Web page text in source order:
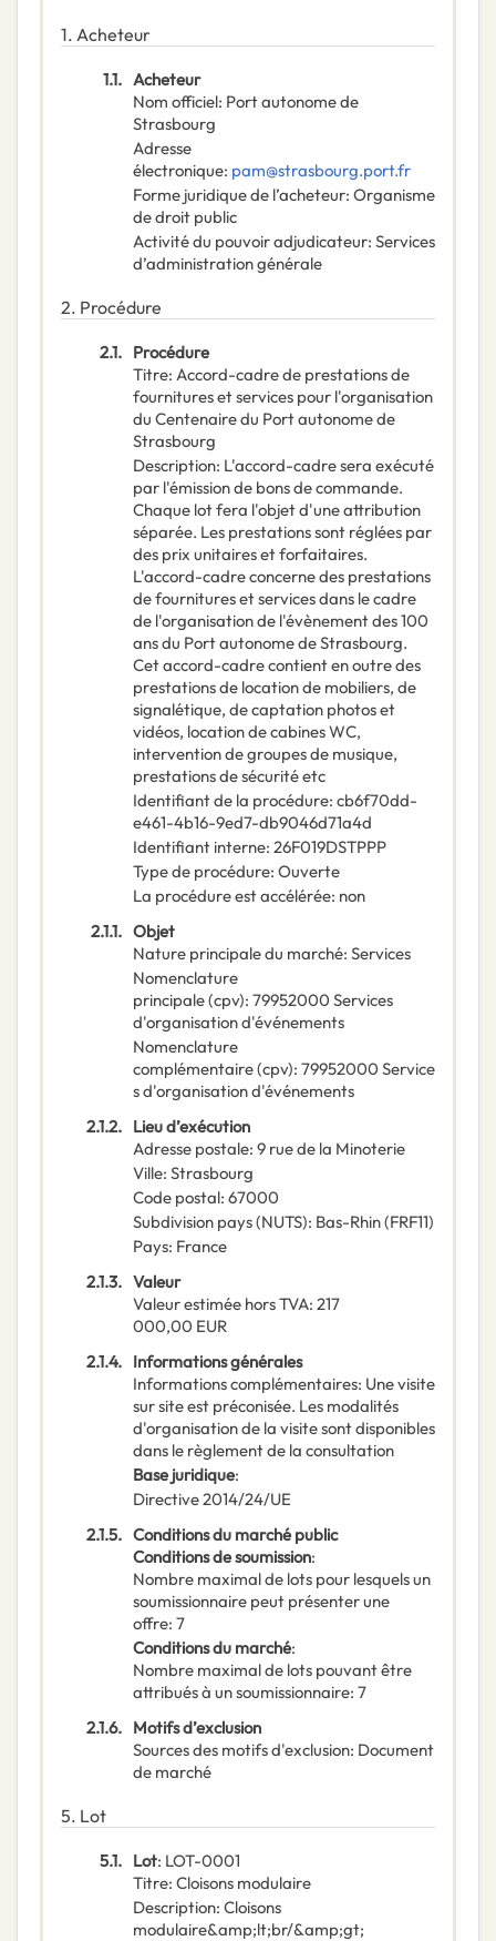
1. Acheteur
1.1. Acheteur
Nom officiel: Port autonome de
Strasbourg
Adresse
électronique: pam@strasbourg.port.fr
Forme juridique de l’acheteur: Organisme
de droit public
Activité du pouvoir adjudicateur: Services
d’administration générale
2. Procédure
2.1. Procédure
Titre: Accord-cadre de prestations de
fournitures et services pour l'organisation
du Centenaire du Port autonome de
Strasbourg
Description: L'accord-cadre sera exécuté
par l'émission de bons de commande.
Chaque lot fera l'objet d'une attribution
séparée. Les prestations sont réglées par
des prix unitaires et forfaitaires.
L'accord-cadre concerne des prestations
de fournitures et services dans le cadre
de l'organisation de l'évènement des 100
ans du Port autonome de Strasbourg.
Cet accord-cadre contient en outre des
prestations de location de mobiliers, de
signalétique, de captation photos et
vidéos, location de cabines WC,
intervention de groupes de musique,
prestations de sécurité etc
Identifiant de la procédure: cb6f70dd-
e461-4b16-9ed7-db9046d71a4d
Identifiant interne: 26F019DSTPPP
Type de procédure: Ouverte
La procédure est accélérée: non
2.1.1. Objet
Nature principale du marché: Services
Nomenclature
principale(cpv): 79952000 Services
d'organisation d'événements
Nomenclature
complémentaire(cpv): 79952000 Service
s d'organisation d'événements
2.1.2. Lieu d’exécution
Adresse postale: 9 rue de la Minoterie
Ville: Strasbourg
Code postal: 67000
Subdivision pays (NUTS): Bas-Rhin(FRF11)
Pays: France
2.1.3. Valeur
Valeur estimée hors TVA: 217
000,00 EUR
2.1.4. Informations générales
Informations complémentaires: Une visite
sur site est préconisée. Les modalités
d'organisation de la visite sont disponibles
dans le règlement de la consultation
Base juridique:
Directive 2014/24/UE
2.1.5. Conditions du marché public
Conditions de soumission:
Nombre maximal de lots pour lesquels un
soumissionnaire peut présenter une
offre: 7
Conditions du marché:
Nombre maximal de lots pouvant être
attribués à un soumissionnaire: 7
2.1.6. Motifs d’exclusion
Sources des motifs d'exclusion: Document
de marché
5. Lot
5.1. Lot: LOT-0001
Titre: Cloisons modulaire
Description: Cloisons
modulaire&amp;lt;br/&amp;gt;